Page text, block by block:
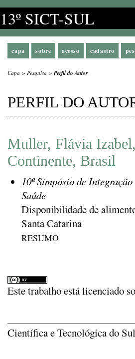
13º SICT-SUL
capa sobre acesso cadastro
Capa > Pesquisa >Perfil do Autor
PERFIL DO
Muller, Flávia
Continente, Brasil
10º Simpósio de
Saúde
Disponibilidade de
Santa Catarina
RESUMO
Este trabalho está licenciado
Científica e Tecnológica do